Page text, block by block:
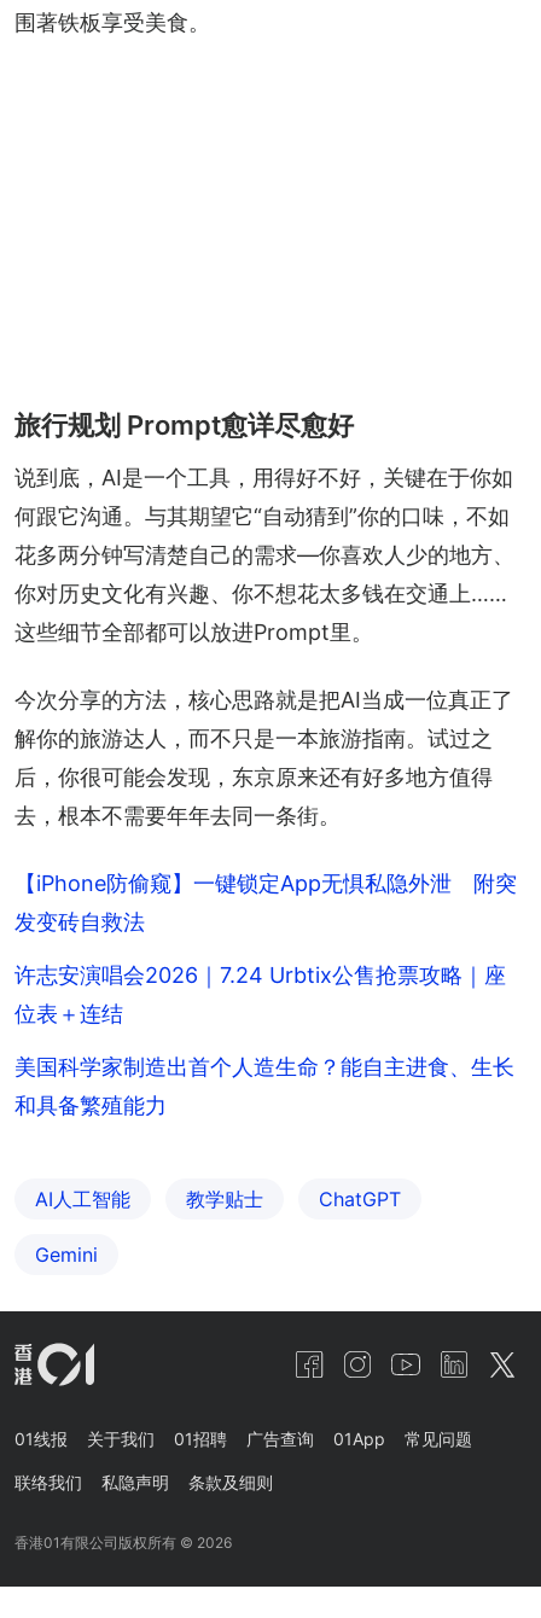
围著铁板享受美食。
旅行规划 Prompt愈详尽愈好
说到底，AI是一个工具，用得好不好，关键在于你如
何跟它沟通。与其期望它“自动猜到”你的口味，不如
花多两分钟写清楚自己的需求—你喜欢人少的地方、
你对历史文化有兴趣、你不想花太多钱在交通上……
这些细节全部都可以放进Prompt里。
今次分享的方法，核心思路就是把AI当成一位真正了
解你的旅游达人，而不只是一本旅游指南。试过之
后，你很可能会发现，东京原来还有好多地方值得
去，根本不需要年年去同一条街。
【iPhone防偷窥】一键锁定App无惧私隐外泄 附突
发变砖自救法
许志安演唱会2026｜7.24 Urbtix公售抢票攻略｜座
位表＋连结
美国科学家制造出首个人造生命？能自主进食、生长
和具备繁殖能力
AI人工智能 教学贴士 ChatGPT
Gemini
01线报 关于我们 01招聘 广告查询 01App 常见问题
联络我们 私隐声明 条款及细则
香港01有限公司版权所有 © 2026